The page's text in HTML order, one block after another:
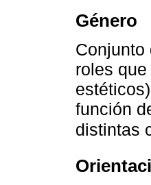
Género
Conjunto
roles
función
distintas